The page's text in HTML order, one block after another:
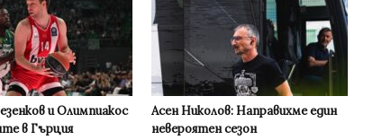
и Олимпиакос
в Гърция
Асен Николов: Направихме един
невероятен сезон